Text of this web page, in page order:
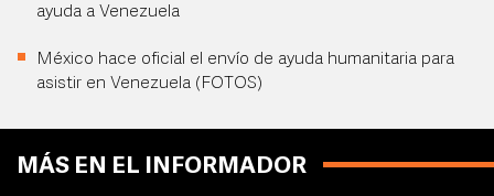
ayuda a Venezuela
México hace oficial el envío de ayuda humanitaria para
asistir en Venezuela (FOTOS)
MÁS EN EL INFORMADOR